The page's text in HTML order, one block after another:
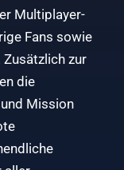
Multiplayer-
Fans sowie
Zusätzlich zur
die
Mission